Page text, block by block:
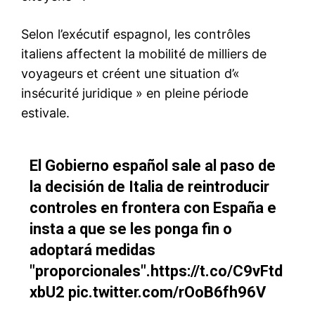
Mon compte
Maroc – France : Hammouchi,
la rigueur tranquille qui force
la pleine coopération
24 June 2025
In "Sécurité"
Christophe Lecourtier, le
diplomate économique salué
par Les Échos, quitte Rabat
sous les honneurs avant de
prendre la tête de l’AFD
11 May 2026
#Le1facts : Il y a 61 ans,
Mohammed V crée le
ministère marocain des